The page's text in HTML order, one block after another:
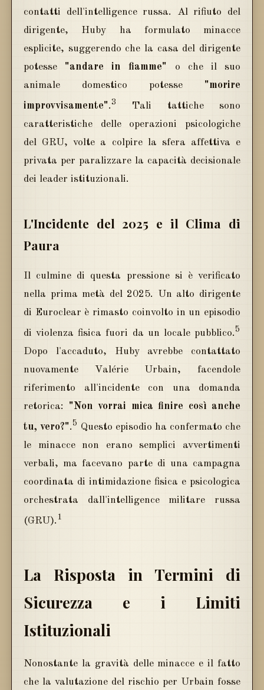
contatti dell'intelligence russa. Al rifiuto del
dirigente, Huby ha formulato minacce
esplicite, suggerendo che la casa del dirigente
potesse "andare in fiamme"
o che il suo
animale domestico potesse "morire
improvvisamente".3
Tali tattiche sono
caratteristiche delle operazioni psicologiche
del GRU, volte a colpire la sfera affettiva e
privata per paralizzare la capacità decisionale
dei leader istituzionali.
L'Incidente del 2025 e il Clima di
Paura
Il culmine di questa pressione si è verificato
nella prima metà del 2025. Un alto dirigente
di Euroclear è rimasto coinvolto in un episodio
di violenza fisica fuori da un locale pubblico. 5
Dopo l'accaduto, Huby avrebbe contattato
nuovamente Valérie Urbain, facendole
riferimento all'incidente con una domanda
retorica: "Non vorrai mica finire così anche
tu, vero?". 5 Questo episodio ha confermato che
le minacce non erano semplici avvertimenti
verbali, ma facevano parte di una campagna
coordinata di intimidazione fisica e psicologica
orchestrata dall'intelligence militare russa
(GRU). 1
La Risposta in Termini di
Sicurezza e i Limiti
Istituzionali
Nonostante la gravità delle minacce e il fatto
che la valutazione del rischio per Urbain fosse